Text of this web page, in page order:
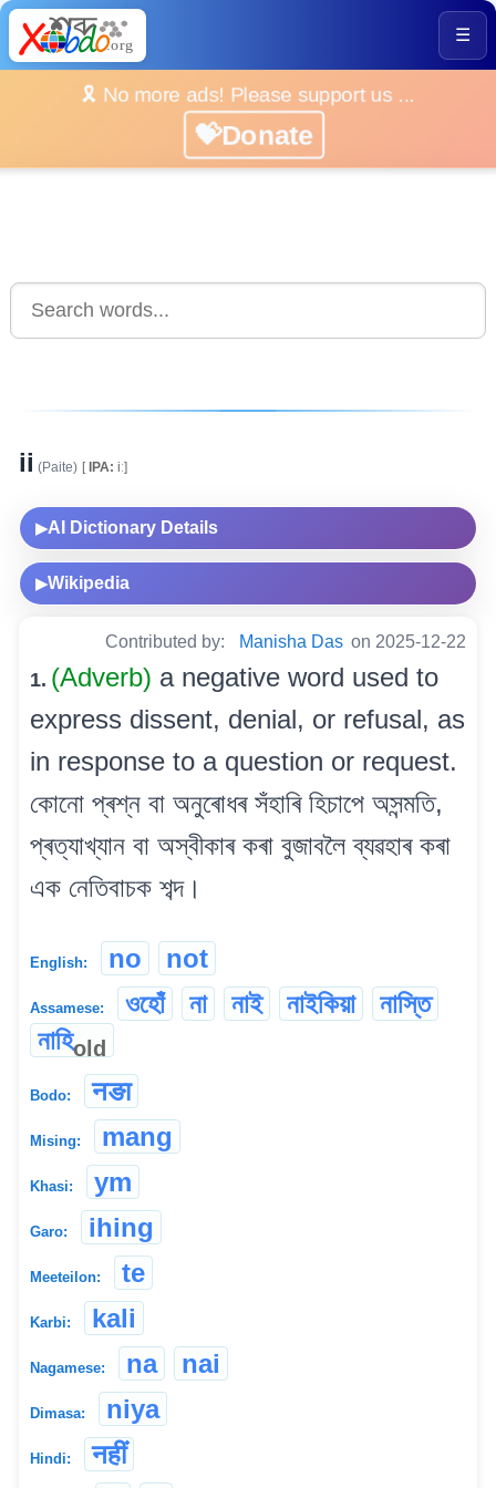
☰
🎗️ No more ads! Please support us ...
💝Donate
ii (Paite) [IPA: iː]
▶AI Dictionary Details
▶Wikipedia
Contributed by: Manisha Das on 2025-12-22
1. (Adverb) a negative word used to
express dissent, denial, or refusal, as
in response to a question or request.
কোনো প্ৰশ্ন বা অনুৰোধৰ সঁহাৰি হিচাপে অসন্মতি,
প্ৰত্যাখ্যান বা অস্বীকাৰ কৰা বুজাবলৈ ব্যৱহাৰ কৰা
এক নেতিবাচক শব্দ।
English: no not
Assamese: ওহোঁ না নাই নাইকিয়া
নাস্তি
নাহিold
Bodo: नङा
Mising: mang
Khasi: ym
Garo: ihing
Meeteilon: te
Karbi: kali
Nagamese: na nai
Dimasa: niya
Hindi:
नहीं